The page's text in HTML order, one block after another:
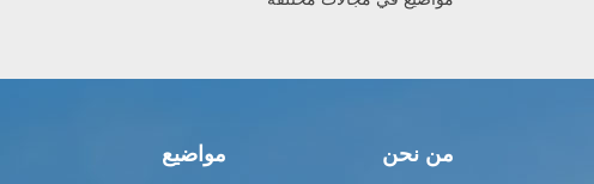
من نحن مواضيع